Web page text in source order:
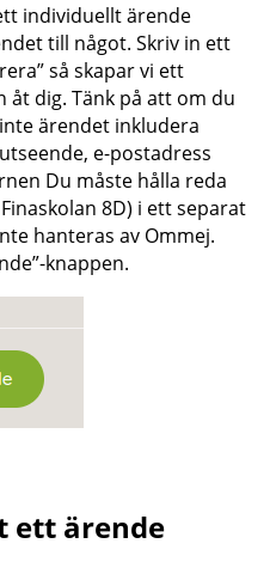
individuellt ärende
till något. Skriv in ett
så skapar vi ett
dig. Tänk på att om du
ärendet inkludera
e-postadress
Du måste hålla reda
8D) i ett separat
hanteras av Ommej.
knappen.
ett ärende